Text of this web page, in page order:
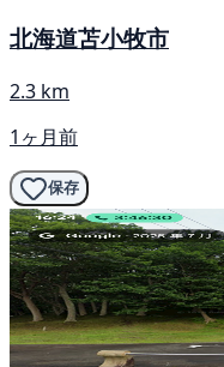
北海道苫小牧市
2.3 km
1ヶ月前
保存